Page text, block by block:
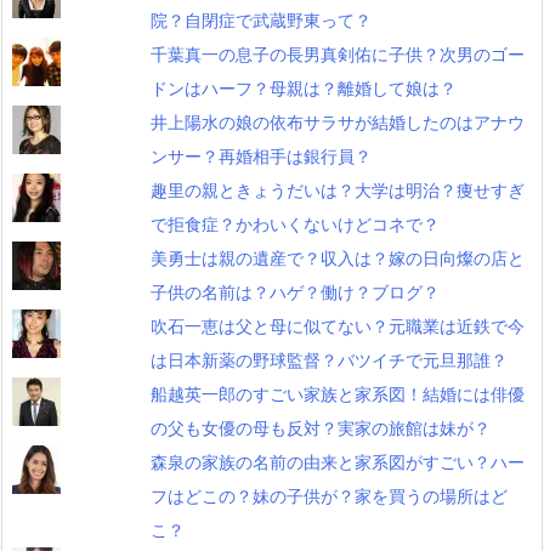
院？自閉症で武蔵野東って？
千葉真一の息子の長男真剣佑に子供？次男のゴー
ドンはハーフ？母親は？離婚して娘は？
井上陽水の娘の依布サラサが結婚したのはアナウ
ンサー？再婚相手は銀行員？
趣里の親ときょうだいは？大学は明治？痩せすぎ
で拒食症？かわいくないけどコネで？
美勇士は親の遺産で？収入は？嫁の日向燦の店と
子供の名前は？ハゲ？働け？ブログ？
吹石一恵は父と母に似てない？元職業は近鉄で今
は日本新薬の野球監督？バツイチで元旦那誰？
船越英一郎のすごい家族と家系図！結婚には俳優
の父も女優の母も反対？実家の旅館は妹が？
森泉の家族の名前の由来と家系図がすごい？ハー
フはどこの？妹の子供が？家を買うの場所はど
こ？